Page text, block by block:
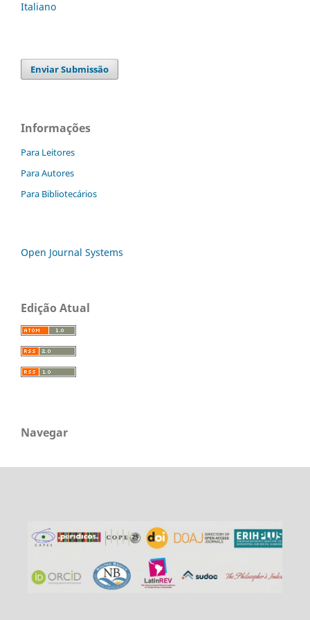
Italiano
Enviar Submissão
Informações
Para Leitores
Para Autores
Para Bibliotecários
Open Journal Systems
Edição Atual
Navegar